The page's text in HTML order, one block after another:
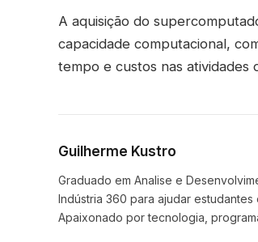
A aquisição do
capacidade computacional,
tempo e custos nas atividades
Guilherme Kustro
Graduado em Analise e
Indústria 360 para ajudar
Apaixonado por tecnologia,